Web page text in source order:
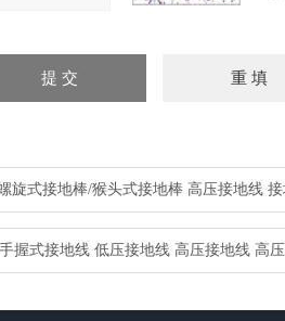
旋式接地棒/猴头式接地棒 高压接地线
握式接地线 低压接地线 高压接地线 高